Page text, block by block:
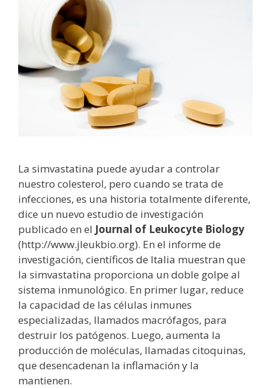
La simvastatina puede ayudar a controlar
nuestro colesterol, pero cuando se trata de
infecciones, es una historia totalmente diferente,
dice un nuevo estudio de investigación
publicado en el Journal of Leukocyte Biology
(http://www.jleukbio.org). En el informe de
investigación, científicos de Italia muestran que
la simvastatina proporciona un doble golpe al
sistema inmunológico. En primer lugar, reduce
la capacidad de las células inmunes
especializadas, llamados macrófagos, para
destruir los patógenos. Luego, aumenta la
producción de moléculas, llamadas citoquinas,
que desencadenan la inflamación y la
mantienen.